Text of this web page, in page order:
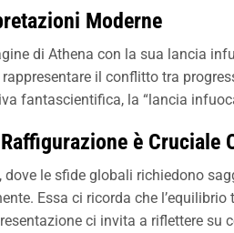
Moderne
di Athena con la sua lancia
il conflitto tra
fantascientifica, la “lancia
è Cruciale
dove le sfide globali richiedono
Essa ci ricorda che
ci invita a riflettere su